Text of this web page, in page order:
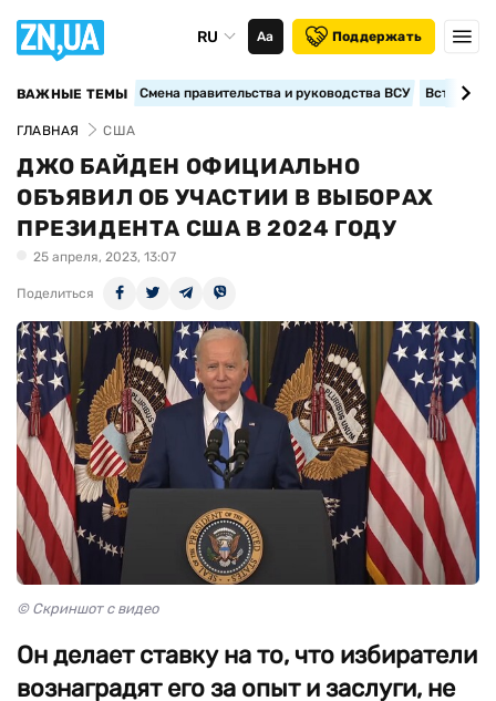
RU Аа Поддержать
ВАЖНЫЕ ТЕМЫ Смена правительства и руководства ВСУ
ГЛАВНАЯ США
ДЖО БАЙДЕН ОФИЦИАЛЬНО
ОБЪЯВИЛ ОБ УЧАСТИИ В ВЫБОРАХ
ПРЕЗИДЕНТА США В 2024 ГОДУ
25 апреля, 2023, 13:07
Поделиться
© Скриншот с видео
Он делает ставку на то, что избиратели
вознаградят его за опыт и заслуги, не